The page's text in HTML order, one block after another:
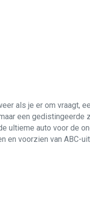
als je er om vraagt,
een gedistingeerde
ultieme auto voor de
en voorzien van ABC-